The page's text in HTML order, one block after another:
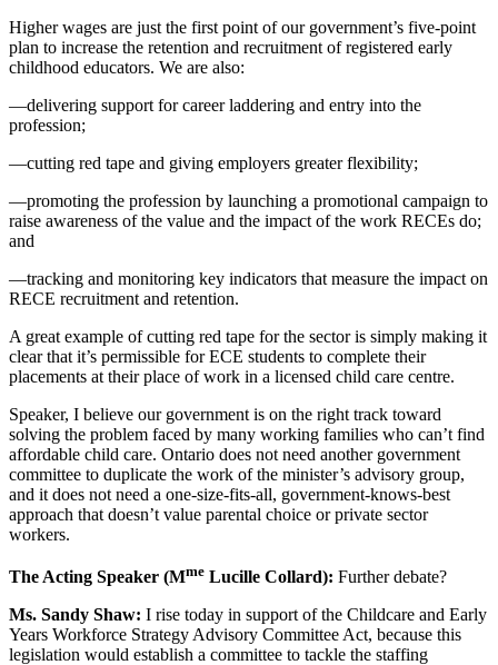
Higher wages are just the first point of our government’s five-point
plan to increase the retention and recruitment of registered early
childhood educators. We are also:
—delivering support for career laddering and entry into the
profession;
—cutting red tape and giving employers greater flexibility;
—promoting the profession by launching a promotional campaign to
raise awareness of the value and the impact of the work RECEs do;
and
—tracking and monitoring key indicators that measure the impact on
RECE recruitment and retention.
A great example of cutting red tape for the sector is simply making it
clear that it’s permissible for ECE students to complete their
placements at their place of work in a licensed child care centre.
Speaker, I believe our government is on the right track toward
solving the problem faced by many working families who can’t find
affordable child care. Ontario does not need another government
committee to duplicate the work of the minister’s advisory group,
and it does not need a one-size-fits-all, government-knows-best
approach that doesn’t value parental choice or private sector
workers.
The Acting Speaker (Mme Lucille Collard): Further debate?
Ms. Sandy Shaw: I rise today in support of the Childcare and Early
Years Workforce Strategy Advisory Committee Act, because this
legislation would establish a committee to tackle the staffing